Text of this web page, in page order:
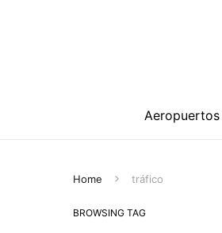
Aeropuertos
Home tráfico
BROWSING TAG